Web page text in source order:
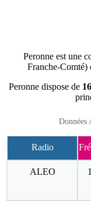
Peronne est une
Franche-Comté)
Peronne dispose de
Données
Radio
ALEO